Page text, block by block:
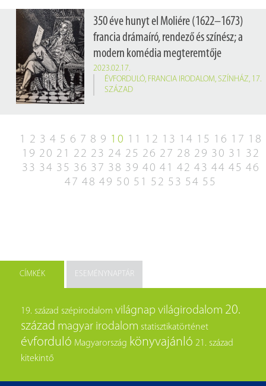
350 éve hunyt el Moliére (1622–1673)
francia drámaíró, rendező és színész; a
modern komédia megteremtője
2023.02.17.
ÉVFORDULÓ, FRANCIA IRODALOM, SZÍNHÁZ, 17.
SZÁZAD
1 2 3 4 5 6 7 8 9 10 11 12 13 14 15 16 17 18
19 20 21 22 23 24 25 26 27 28 29 30 31 32
33 34 35 36 37 38 39 40 41 42 43 44 45 46
47 48 49 50 51 52 53 54 55
CÍMKÉK ESEMÉNYNAPTÁR
19. század szépirodalom világnap világirodalom 20.
század magyar irodalom statisztikatörténet
évforduló Magyarország könyvajánló 21. század
kitekintő